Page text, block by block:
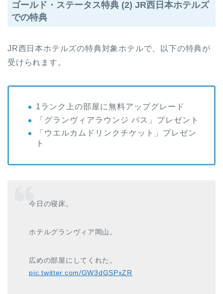
ゴールド・ステータス特典 (2) JR西日本ホテルズ
での特典
JR西日本ホテルズの特典対象ホテルで、以下の特典が
受けられます。
1ランク上の部屋に無料アップグレード
「グランヴィアラウンジ パス」プレゼント
「ウエルカムドリンクチケット」プレゼン
ト
今日の寝床。
ホテルグランヴィア岡山。
広めの部屋にしてくれた。
pic.twitter.com/GW3dGSPxZR